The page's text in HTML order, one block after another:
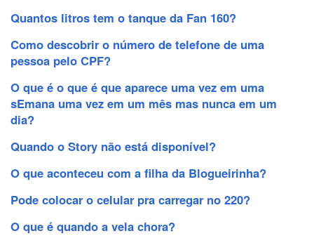
Quantos litros tem o tanque da Fan 160?
Como descobrir o número de telefone de uma
pessoa pelo CPF?
O que é o que é que aparece uma vez em uma
sEmana uma vez em um mês mas nunca em um
dia?
Quando o Story não está disponível?
O que aconteceu com a filha da Blogueirinha?
Pode colocar o celular pra carregar no 220?
O que é quando a vela chora?